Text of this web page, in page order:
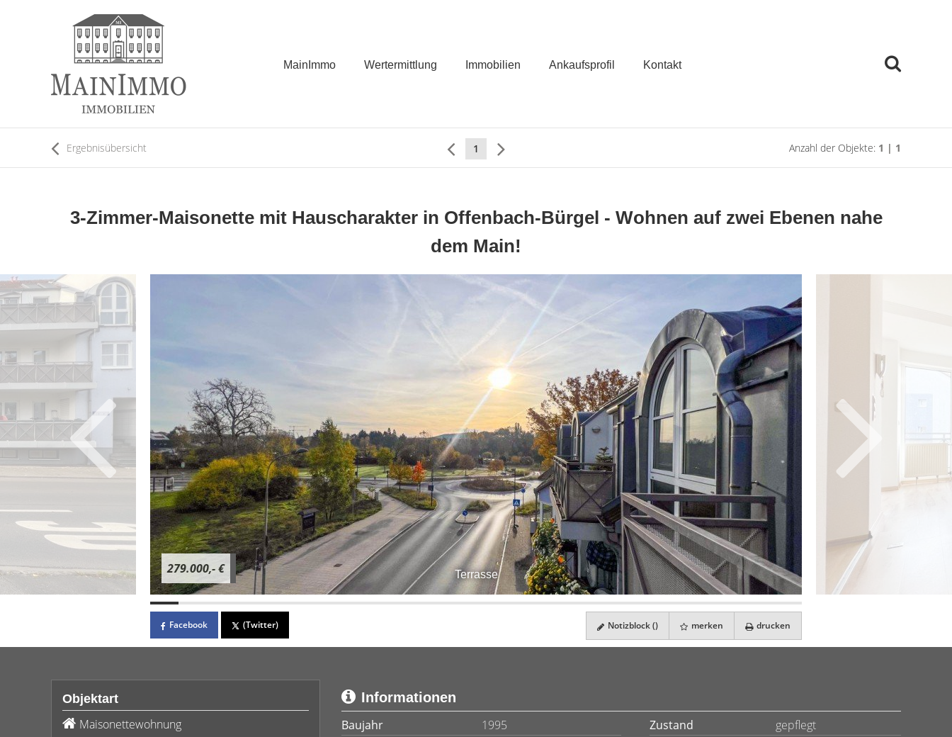
MainImmo Wertermittlung Immobilien Ankaufsprofil Kontakt
Ergebnisübersicht 1 Anzahl der Objekte: 1 | 1
3-Zimmer-Maisonette mit Hauscharakter in Offenbach-Bürgel - Wohnen auf zwei Ebenen nahe
dem Main!
Terrasse
279.000,- €
Facebook (Twitter) Notizblock () merken drucken
Objektart
Maisonettewohnung
Informationen
Baujahr
1995 Zustand
gepflegt